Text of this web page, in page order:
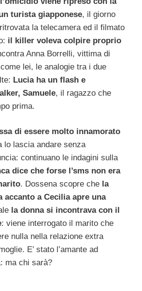
turista giapponese, il giorno
la telecamera ed il filmato
il killer voleva colpire proprio
Anna Borrelli, vittima di
lei, le analogie tra i due
Lucia ha un flash e
Samuele, il ragazzo che
prima.
di essere molto innamorato
lo lascia andare senza
continuano le indagini sulla
dice che forse l’sms non era
. Dossena scopre che la
accanto a Cecilia apre una
la donna si incontrava con il
: viene interrogato il marito che
nulla nella relazione extra
E’ stato l’amante ad
ma chi sarà?